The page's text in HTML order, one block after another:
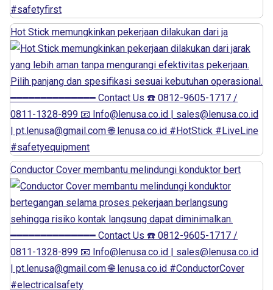
Hot Stick memungkinkan pekerjaan dilakukan dari ja
Conductor Cover membantu melindungi konduktor bert